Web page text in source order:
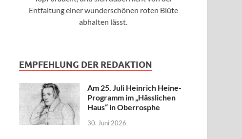
Entfaltung einer wunderschönen roten Blüte
abhalten lässt.
EMPFEHLUNG DER REDAKTION
Am 25. Juli Heinrich Heine-
Programm im „Hässlichen
Haus“ in Oberrosphe
30. Juni 2026